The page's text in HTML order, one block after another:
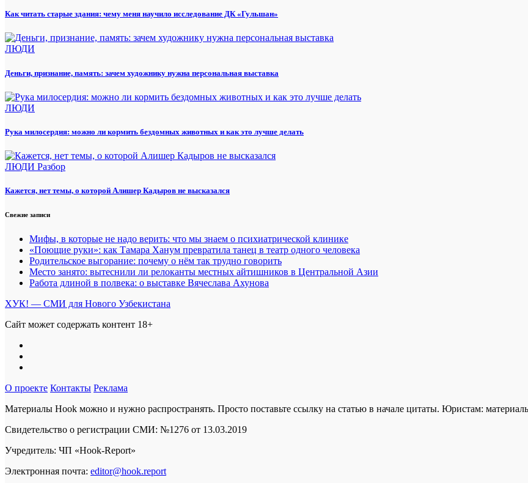
Как читать старые здания: чему меня научило исследование ДК «Гульшан»
ЛЮДИ
Деньги, признание, память: зачем художнику нужна персональная выставка
ЛЮДИ
Рука милосердия: можно ли кормить бездомных животных и как это лучше делать
ЛЮДИ Разбор
Кажется, нет темы, о которой Алишер Кадыров не высказался
Свежие записи
Мифы, в которые не надо верить: что мы знаем о психиатрической клинике
«Поющие руки»: как Тамара Ханум превратила танец в театр одного человека
Родительское выгорание: почему о нём так трудно говорить
Место занято: вытеснили ли релоканты местных айтишников в Центральной Азии
Работа длиной в полвека: о выставке Вячеслава Ахунова
ХУК! — СМИ для Нового Узбекистана
Сайт может содержать контент 18+
О проекте Контакты Реклама
Материалы Hook можно и нужно распространять. Просто поставьте ссылку на статью в начале цитаты. Юристам:
Свидетельство о регистрации СМИ: №1276 от 13.03.2019
Учредитель: ЧП «Hook-Report»
Электронная почта: editor@hook.report